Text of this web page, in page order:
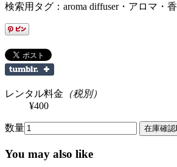
検索用タグ：aroma diffuser・アロマ・香
レンタル料金 （税別）
¥400
数量
You may also like